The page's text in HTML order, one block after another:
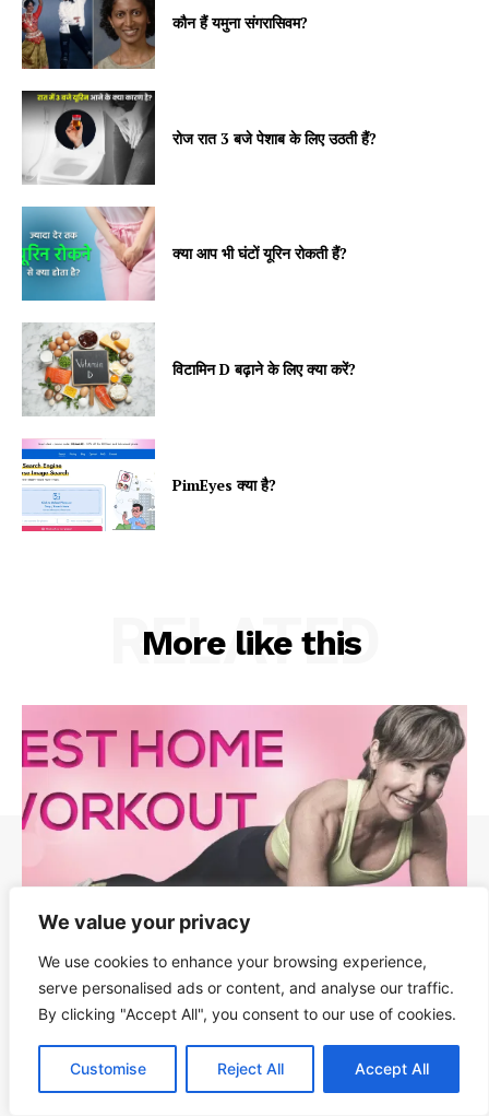
We value your privacy
We use cookies to enhance your browsing experience,
serve personalised ads or content, and analyse our traffic.
By clicking "Accept All", you consent to our use of cookies.
Customise Reject All Accept All
कौन हैं यमुना संगरासिवम?
रोज रात 3 बजे पेशाब के लिए उठती हैं?
क्या आप भी घंटों यूरिन रोकती हैं?
विटामिन D बढ़ाने के लिए क्या करें?
PimEyes क्या है?
More like this
RELATED
40 के बाद महिलाओं की फिटनेस: उम्र को मात देने वाला रूटीन
SheMart.in - October 4, 2025